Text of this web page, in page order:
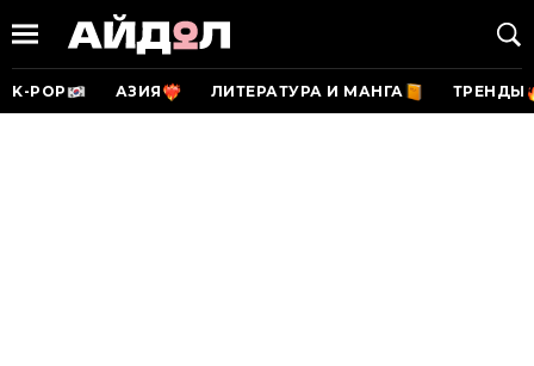
K-POP АЗИЯ ЛИТЕРАТУРА И МАНГА ТРЕНДЫ